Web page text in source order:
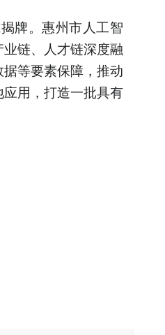
牌。惠州市人工智
链、人才链深度融
等要素保障，推动
用，打造一批具有